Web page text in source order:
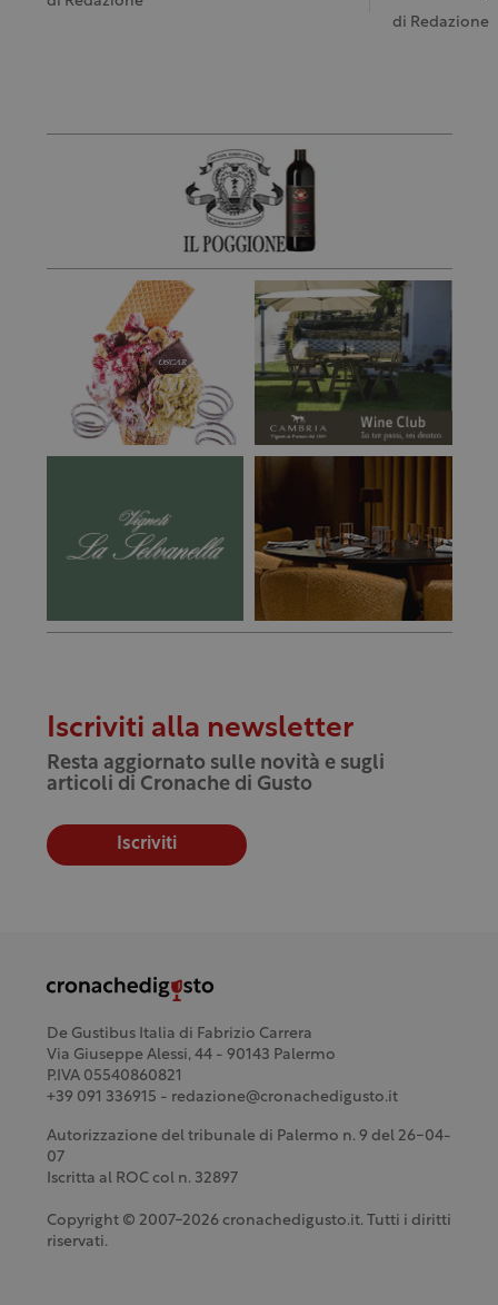
di Redazione
Iscriviti alla newsletter
Resta aggiornato sulle novità e sugli
articoli di Cronache di Gusto
Iscriviti
De Gustibus Italia di Fabrizio Carrera
Via Giuseppe Alessi, 44 - 90143 Palermo
P.IVA 05540860821
+39 091 336915 - redazione@cronachedigusto.it
Autorizzazione del tribunale di Palermo n. 9 del 26-04-
07
Iscritta al ROC col n. 32897
Copyright © 2007-2026 cronachedigusto.it. Tutti i diritti
riservati.